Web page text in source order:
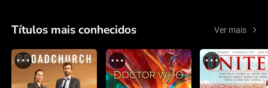
Títulos mais conhecidos Ver mais